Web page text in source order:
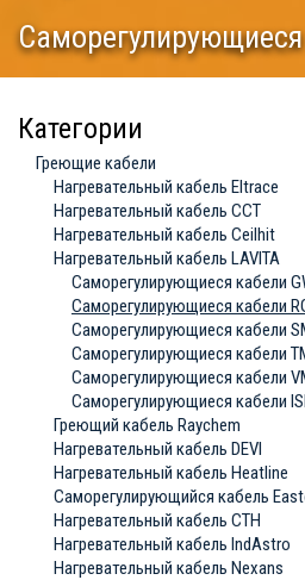
Саморегулирующиеся
Категории
Греющие кабели
Нагревательный кабель Eltrace
Нагревательный кабель ССТ
Нагревательный кабель Ceilhit
Нагревательный кабель LAVITA
Саморегулирующиеся кабели
Саморегулирующиеся кабели
Саморегулирующиеся кабели
Саморегулирующиеся кабели
Саморегулирующиеся кабели
Саморегулирующиеся кабели
Греющий кабель Raychem
Нагревательный кабель DEVI
Нагревательный кабель Heatline
Саморегулирующийся кабель
Нагревательный кабель СТН
Нагревательный кабель IndAstro
Нагревательный кабель Nexans